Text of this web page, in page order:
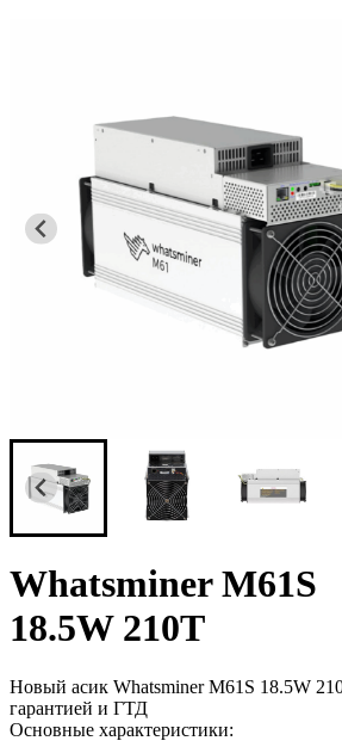
Whatsminer M61S
18.5W 210T
Новый асик Whatsminer M61S 18.5W
гарантией и ГТД
Основные характеристики: